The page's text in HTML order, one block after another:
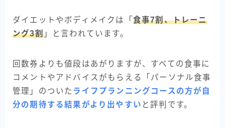
ダイエットやボディメイクは「 食事7割、トレーニ
ング3割」と言われています。
回数券よりも値段はあがりますが、すべての食事に
コメントやアドバイスがもらえる「パーソナル食事
管理」のついた ライフプランニングコースの方が自
分の期待する結果がより出やすい と評判です。